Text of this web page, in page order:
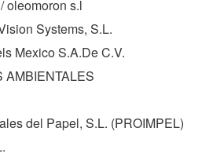
oleomoron s.l
Systems, S.L.
Mexico S.A.De C.V.
AMBIENTALES
del Papel, S.L. (PROIMPEL)